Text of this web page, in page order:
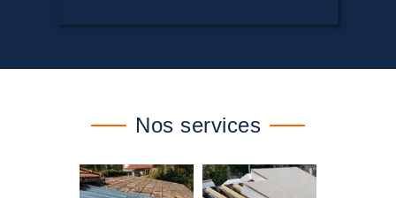
Nos services